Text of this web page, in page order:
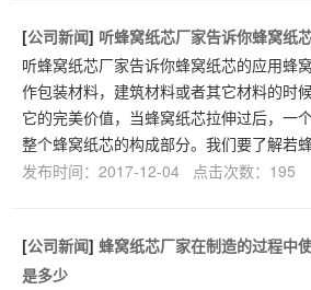
[公司新闻] 听蜂窝纸芯厂家告诉你蜂窝纸
听蜂窝纸芯厂家告诉你蜂窝纸芯的应用蜂
作包装材料，建筑材料或者其它材料的时
它的完美价值，当蜂窝纸芯拉伸过后，一
整个蜂窝纸芯的构成部分。我们要了解若
发布时间：2017-12-04 点击次数：195
[公司新闻] 蜂窝纸芯厂家在制造的过程中
是多少